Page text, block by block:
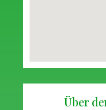
Über